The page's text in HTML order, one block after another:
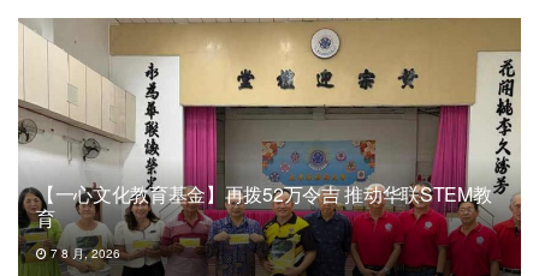
【一心文化教育基金】再拨52万令吉 推动华联STEM教
育
7 8 月, 2026